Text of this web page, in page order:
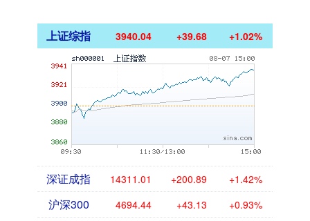
上证综指 3940.04 +39.68 +1.02%
深证成指 14311.01 +200.89 +1.42%
沪深300 4694.44 +43.13 +0.93%